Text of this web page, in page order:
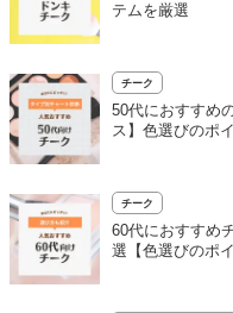
テムを厳選
チーク
50代におすすめ
ス】色選びのポ
チーク
60代におすすめ
選【色選びのポ